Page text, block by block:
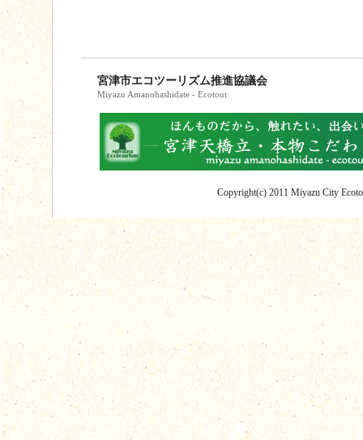
宮津市エコツーリズム推進協議会
Miyazu Amanohashidate - Ecotour
Copyright(c) 2011 Miyazu City